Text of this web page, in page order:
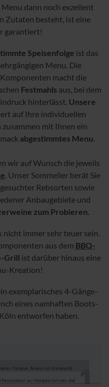
dann noch exzellent
Zutaten besteht, ist eine
garantiert!
Speisenfolge ist das
Menu. Die
macht die
Festmahls aus, bei dem
hinterlässt. Unsere
auf Ihre individuellen
mit Ihnen ein
abgestimmtes Menu
wir auf Wunsch die jeweils
. Unser Sommelier berät Sie
Rebsorten sowie
Anbaugebiete und
zum Probieren.
immer sehr teuer sein.
aus dem BBQ-
Grill ist darüber hinaus eine
Kreation!
exemplarisches 4-Gänge-
eines namhaften Boots-
entworfen haben.